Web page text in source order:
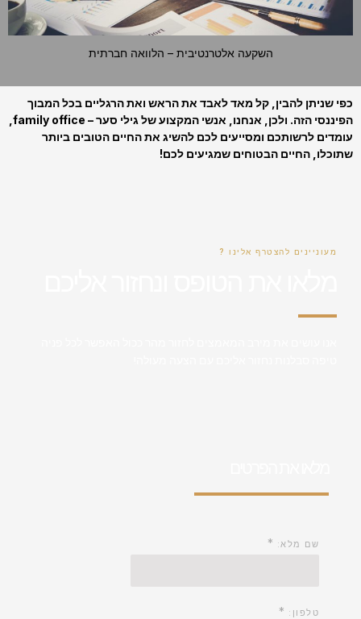
השקעה אלטרנטיבית – הלוואה חברתית
כפי שניתן להבין, קל מאד לאבד את הראש ואת הרגליים בכל המבוך
עומדים לרשותכם ומסייעים לכם להשיג את החיים הטובים ביותר
שתוכלו, החיים הבטוחים שמגיעים לכם!
מעוניינים להצטרף אלינו ?
שם מלא: *
טלפון: *